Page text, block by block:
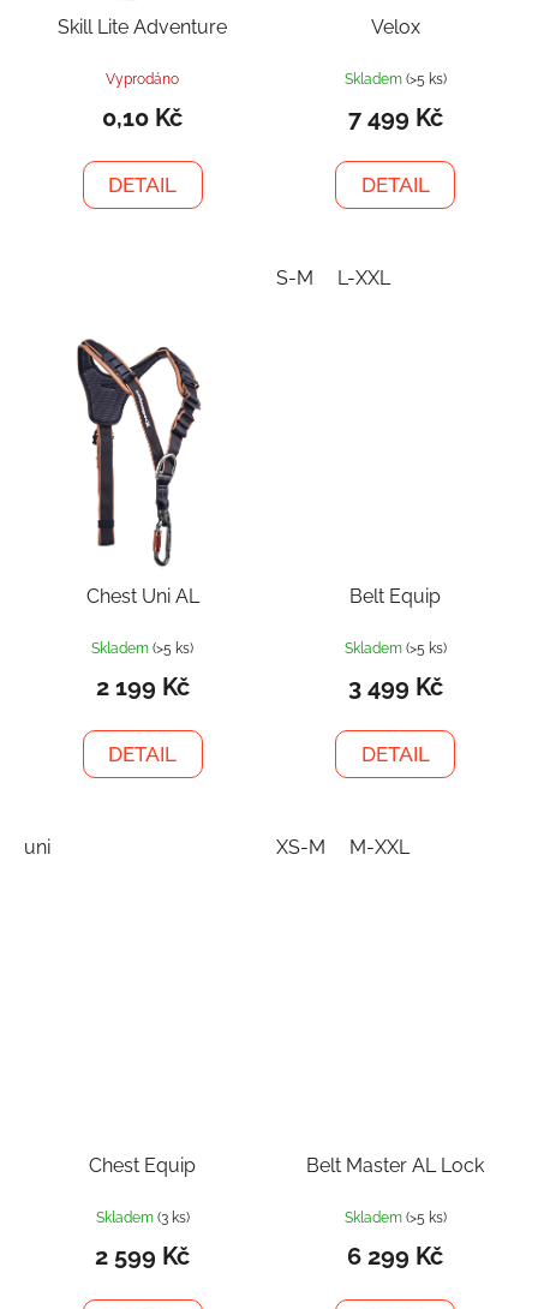
Skill Lite Adventure
Vyprodáno
0,10 Kč
DETAIL
Velox
Skladem (>5 ks)
7 499 Kč
DETAIL
S-M L-XXL
Chest Uni AL
Skladem(>5 ks)
2 199 Kč
DETAIL
uni
Belt Equip
Skladem (>5 ks)
3 499 Kč
DETAIL
XS-M M-XXL
Chest Equip
Skladem (3 ks)
2 599 Kč
Belt Master AL Lock
Skladem (>5 ks)
6 299 Kč